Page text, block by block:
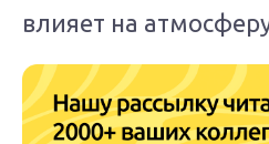
влияет на